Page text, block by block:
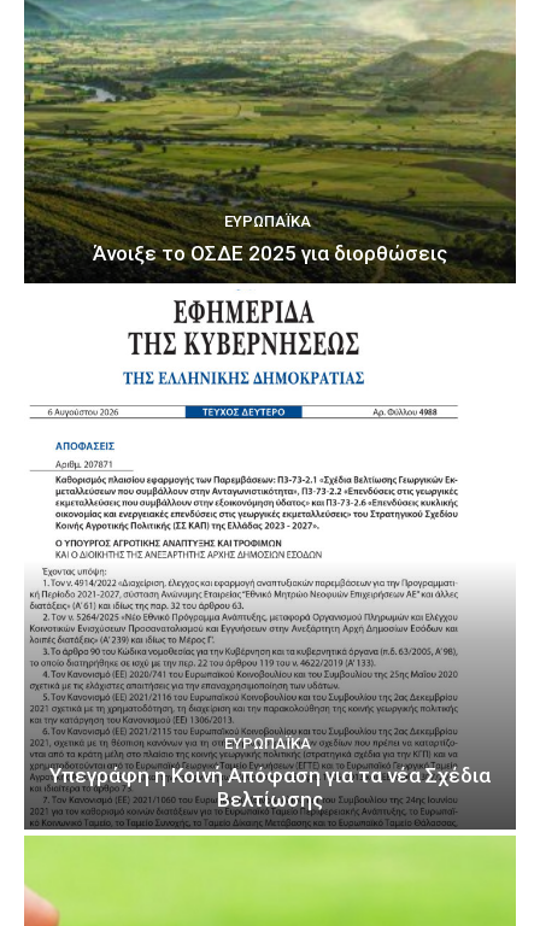
ΕΥΡΩΠΑΪΚΆ
Άνοιξε το ΟΣΔΕ 2025 για διορθώσεις
ΕΥΡΩΠΑΪΚΆ
Υπεγράφη η Κοινή Απόφαση για τα νέα Σχέδια
Βελτίωσης